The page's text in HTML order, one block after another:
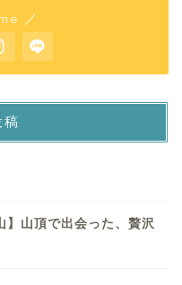
／
稿
】山頂で出会った、贅沢